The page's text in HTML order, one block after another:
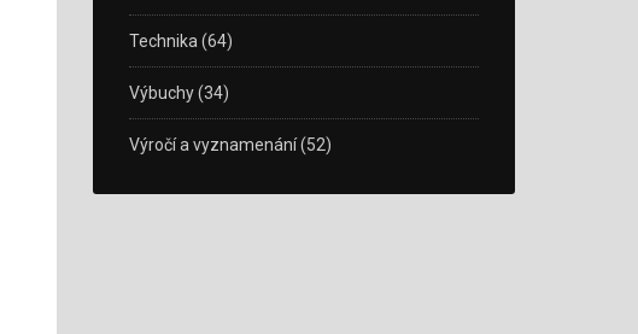
Technika (64)
Výbuchy(34)
Výročí a vyznamenání(52)